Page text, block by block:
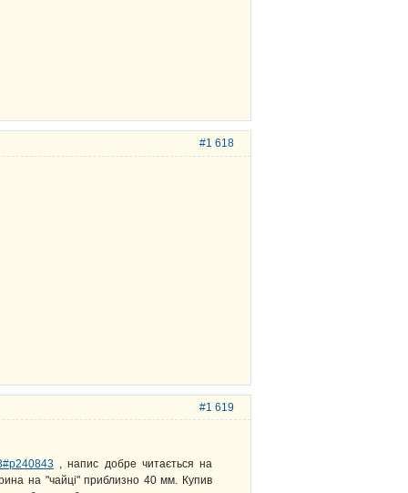
#1 618
#1 619
, напис добре читається на
на "чайці" приблизно 40 мм. Купив